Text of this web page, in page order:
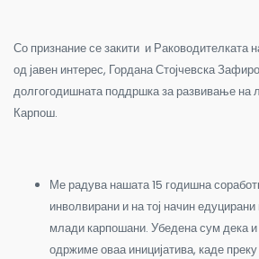
Со признание се закити и Раководителката
од јавен интерес, Гордана Стојчевска
долгогодишната поддршка за развивање на
Карпош.
Ме радува нашата 15 годишна
инволвирани и на тој начин
млади карпошани. Убедена сум дека и
одржиме оваа иницијатива, каде